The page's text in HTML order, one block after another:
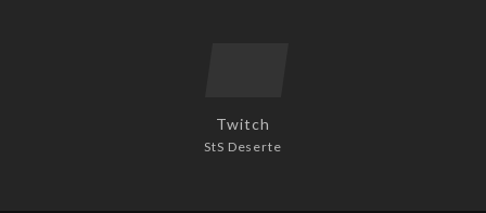
Twitch
StS Deserte